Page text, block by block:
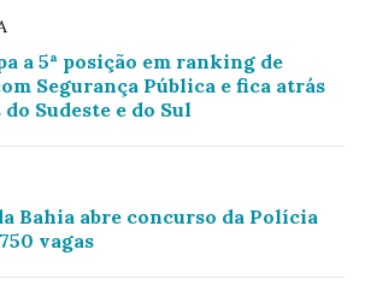
a 5ª posição em ranking de
Segurança Pública e fica atrás
do Sudeste e do Sul
Bahia abre concurso da Polícia
vagas